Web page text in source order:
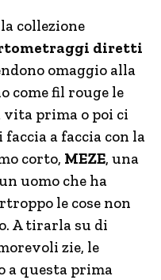
collezione
diretti
omaggio alla
come fil rouge le
vita prima o poi ci
a faccia con la
corto, MEZE, una
uomo che ha
le cose non
A tirarla su di
zie, le
a questa prima